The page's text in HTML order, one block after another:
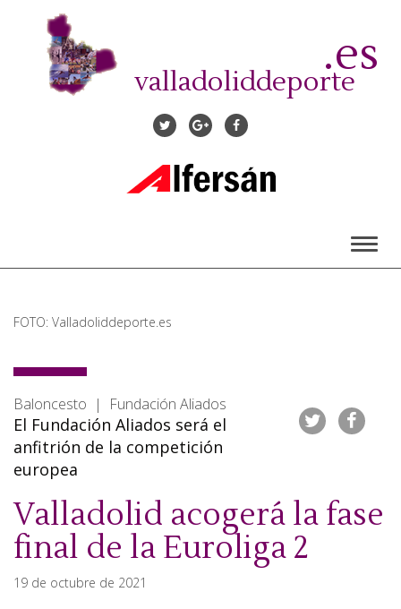
contenido
valladoliddeporte
.es
FOTO: Valladoliddeporte.es
Baloncesto | Fundación Aliados
El Fundación Aliados será el
anfitrión de la competición
europea
Valladolid acogerá la fase
final de la Euroliga 2
19 de octubre de 2021